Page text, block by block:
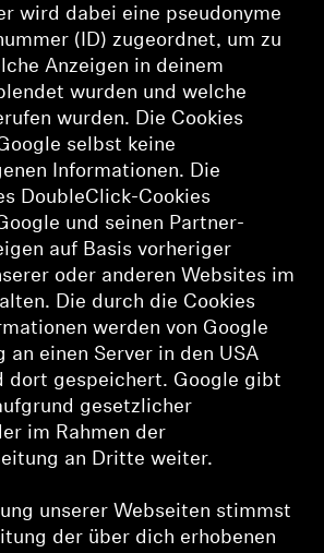
wird dabei eine pseudonyme
(ID) zugeordnet, um zu
Anzeigen in deinem
wurden und welche
wurden. Die Cookies
selbst keine
Informationen. Die
DoubleClick-Cookies
und seinen Partner-
auf Basis vorheriger
oder anderen Websites im
Die durch die Cookies
werden von Google
an einen Server in den USA
dort gespeichert. Google gibt
gesetzlicher
im Rahmen der
an Dritte weiter.
unserer Webseiten stimmst
der über dich erhobenen